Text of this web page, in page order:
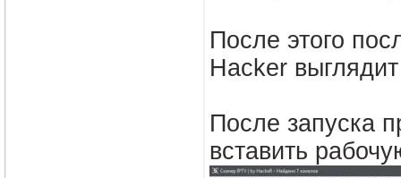
После этого
Hacker
После запуска
вставить